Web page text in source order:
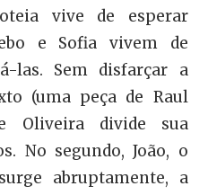
vive de esperar
e Sofia vivem de
las. Sem disfarçar a
(uma peça de Raul
Oliveira divide sua
No segundo, João, o
abruptamente, a